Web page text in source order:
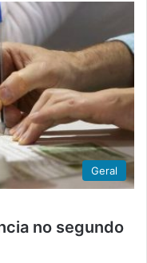
Geral
no segundo